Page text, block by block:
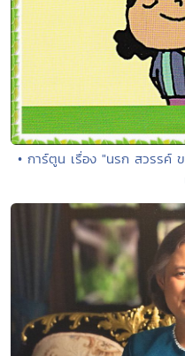
• การ์ตูน เรื่อง "นรก สวรร